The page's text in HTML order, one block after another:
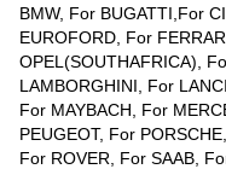
BMW, For BUGATTI,For
EUROFORD, For
OPEL(SOUTHAFRICA),
LAMBORGHINI, For
For MAYBACH, For
PEUGEOT, For
For ROVER, For SAAB,